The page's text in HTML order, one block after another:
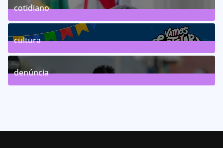
cotidiano
46Posts
cultura
63Posts
denúncia